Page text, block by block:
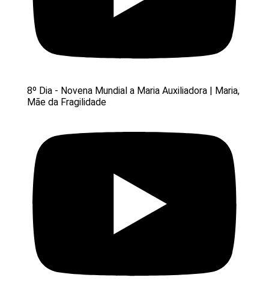
8º Dia - Novena Mundial a Maria Auxiliadora | Maria,
Mãe da Fragilidade